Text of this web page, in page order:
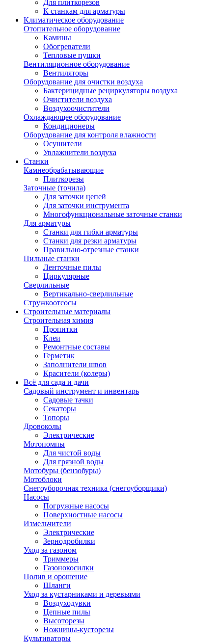
Для плиткорезов
К станкам для арматуры
Климатическое оборудование
Отопительное оборудование
Камины
Обогреватели
Тепловые пушки
Вентиляционное оборудование
Вентиляторы
Оборудование для очистки воздуха
Бактерицидные рециркуляторы воздуха
Очистители воздуха
Воздухоочистители
Охлаждающее оборудование
Кондиционеры
Оборудование для контроля влажности
Осушители
Увлажнители воздуха
Станки
Камнеобрабатывающие
Плиткорезы
Заточные (точила)
Для заточки цепей
Для заточки инструмента
Многофункциональные заточные станки
Для арматуры
Станки для гибки арматуры
Станки для резки арматуры
Правильно-отрезные станки
Пильные станки
Ленточные пилы
Циркулярные
Сверлильные
Вертикально-сверлильные
Стружкоотсосы
Строительные материалы
Строительная химия
Пропитки
Клеи
Ремонтные составы
Герметик
Заполнители швов
Красители (колеры)
Всё для сада и дачи
Садовый инструмент и инвентарь
Садовые тачки
Секаторы
Топоры
Дровоколы
Электрические
Мотопомпы
Для чистой воды
Для грязной воды
Мотобуры (бензобуры)
Мотоблоки
Снегоуборочная техника (снегоуборщики)
Насосы
Погружные насосы
Поверхностные насосы
Измельчители
Электрические
Зернодробилки
Уход за газоном
Триммеры
Газонокосилки
Полив и орошение
Шланги
Уход за кустарниками и деревьями
Воздуходувки
Цепные пилы
Высоторезы
Ножницы-кусторезы
Культиваторы